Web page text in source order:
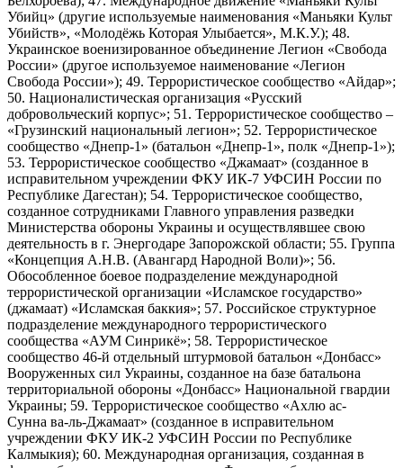
Убийц» (другие используемые наименования «Маньяки Культ
Убийств», «Молодёжь Которая Улыбается», М.К.У.); 48.
Украинское военизированное объединение Легион «Свобода
России» (другое используемое наименование «Легион
Свобода России»); 49. Террористическое сообщество «Айдар»;
50. Националистическая организация «Русский
добровольческий корпус»; 51. Террористическое сообщество –
«Грузинский национальный легион»; 52. Террористическое
сообщество «Днепр-1» (батальон «Днепр-1», полк «Днепр-1»);
53. Террористическое сообщество «Джамаат» (созданное в
исправительном учреждении ФКУ ИК-7 УФСИН России по
Республике Дагестан); 54. Террористическое сообщество,
созданное сотрудниками Главного управления разведки
Министерства обороны Украины и осуществлявшее свою
деятельность в г. Энергодаре Запорожской области; 55. Группа
«Концепция А.Н.В. (Авангард Народной Воли)»; 56.
Обособленное боевое подразделение международной
террористической организации «Исламское государство»
(джамаат) «Исламская баккия»; 57. Российское структурное
подразделение международного террористического
сообщества «АУМ Синрикё»; 58. Террористическое
сообщество 46-й отдельный штурмовой батальон «Донбасс»
Вооруженных сил Украины, созданное на базе батальона
территориальной обороны «Донбасс» Национальной гвардии
Украины; 59. Террористическое сообщество «Ахлю ас-
Сунна ва-ль-Джамаат» (созданное в исправительном
учреждении ФКУ ИК-2 УФСИН России по Республике
Калмыкия); 60. Международная организация, созданная в